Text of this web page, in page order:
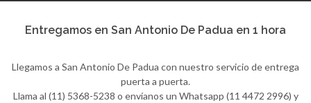
Entregamos en San Antonio De Padua en 1 hora
Llegamos a San Antonio De Padua con nuestro servicio de entrega
puerta a puerta.
Llama al (11) 5368-5238 o envíanos un Whatsapp (11 4472 2996) y